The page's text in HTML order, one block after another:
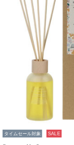
タイムセール対象 SALE